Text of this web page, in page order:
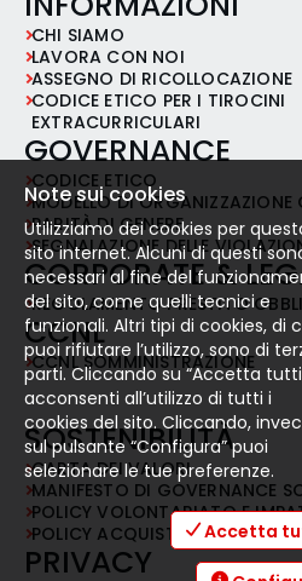
CHI SIAMO
LAVORA CON NOI
ASSEGNO DI RICOLLOCAZIONE
CODICE ETICO PER I TIROCINI
EXTRACURRICULARI
GOVERNANCE
CODICE ETICO
MODELLO DI ORGANIZZAZIONE
PARITÀ DI GENERE
SEGNALAZIONE DELLE
CORPORATE &
REGOLAMENTO PRESTITO
CCNL
CCNL SOMMINISTRAZIONE
SOSTENIBILITÀ
CARTA DEI VALORI
MANIFESTO DI GOVERNANCE
POLICY VOLONTARIATO E
POLICY ACQUISTI
PRIVACY
Note sui cookies
Utilizziamo dei cookies per
sito internet. Alcuni di questi
necessari al fine del
del sito, come quelli tecnici e
funzionali. Altri tipi di cookies, di
puoi rifiutare l’utilizzo, sono di
parti. Cliccando su “Accetta
acconsenti all’utilizzo di tutti i
cookies del sito. Cliccando,
sul pulsante “Configura” puoi
selezionare le tue preferenze.
Accetta